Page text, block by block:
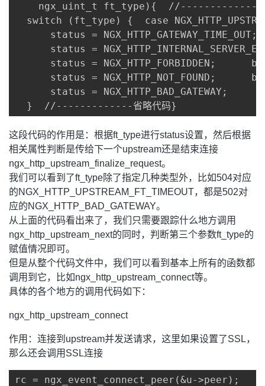
ngx_uint_t ft_type){  //-------------省
switch (ft_type) {  case
status = NGX_HTTP_GATEWAY_TIME_OUT;
status =
status = NGX_HTTP_FORBIDDEN;
status = NGX_HTTP_NOT_FOUND;
status = NGX_HTTP_BAD_GATEWAY;
}  //-------------省略代码}
这段代码的作用是：根据ft_type进行status设置，然后根据
相关属性判断是传给下一个upstream还是结束连接
ngx_http_upstream_finalize_request。
我们可以看到了ft_type除了指定几种类型外，比如504对应
的NGX_HTTP_UPSTREAM_FT_TIMEOUT，都是502对
应的NGX_HTTP_BAD_GATEWAY。
从上面的代码看出来了，我们只需要跟踪什么地方调用
ngx_http_upstream_next的同时，判断第三个参数ft_type的
赋值情况即可。
但是从整个代码文件中，我们可以看到基本上所有的函数都
调用到它，比如ngx_http_upstream_connect等。
具体的各个地方的调用代码如下：
ngx_http_upstream_connect
作用：连接到upstream并发送请求，这里如果设置了SSL，
那么还会调用SSL连接
rc = ngx_event_connect_peer(&u->peer);